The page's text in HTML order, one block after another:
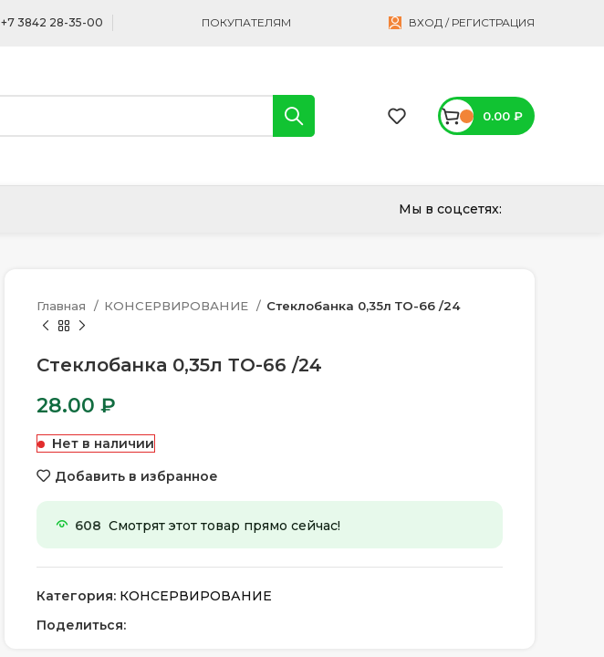
+7 3842 28-35-00 ПОКУПАТЕЛЯМ ВХОД / РЕГИСТРАЦИЯ
0.00 ₽
Мы в соцсетях:
Главная КОНСЕРВИРОВАНИЕ Стеклобанка 0,35л ТО-66 /24
Стеклобанка 0,35л ТО-66 /24
28.00 ₽
Нет в наличии
Добавить в избранное
608 Смотрят этот товар прямо сейчас!
Категория: КОНСЕРВИРОВАНИЕ
Поделиться: